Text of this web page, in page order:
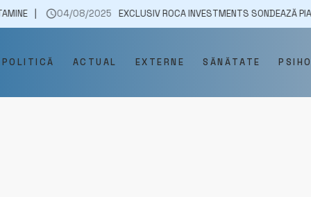
04/08/2025 EXCLUSIV ROCA INVESTMENTS SONDEAZĂ PIAȚA
POLITICĂ ACTUAL EXTERNE SĂNĂTATE